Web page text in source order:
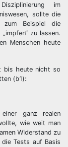
im
sollte die
zum Beispiel die
zu lassen.
Menschen heute
bis heute nicht so
(b1):
ganz realen
wie weit man
Widerstand zu
Tests auf Basis